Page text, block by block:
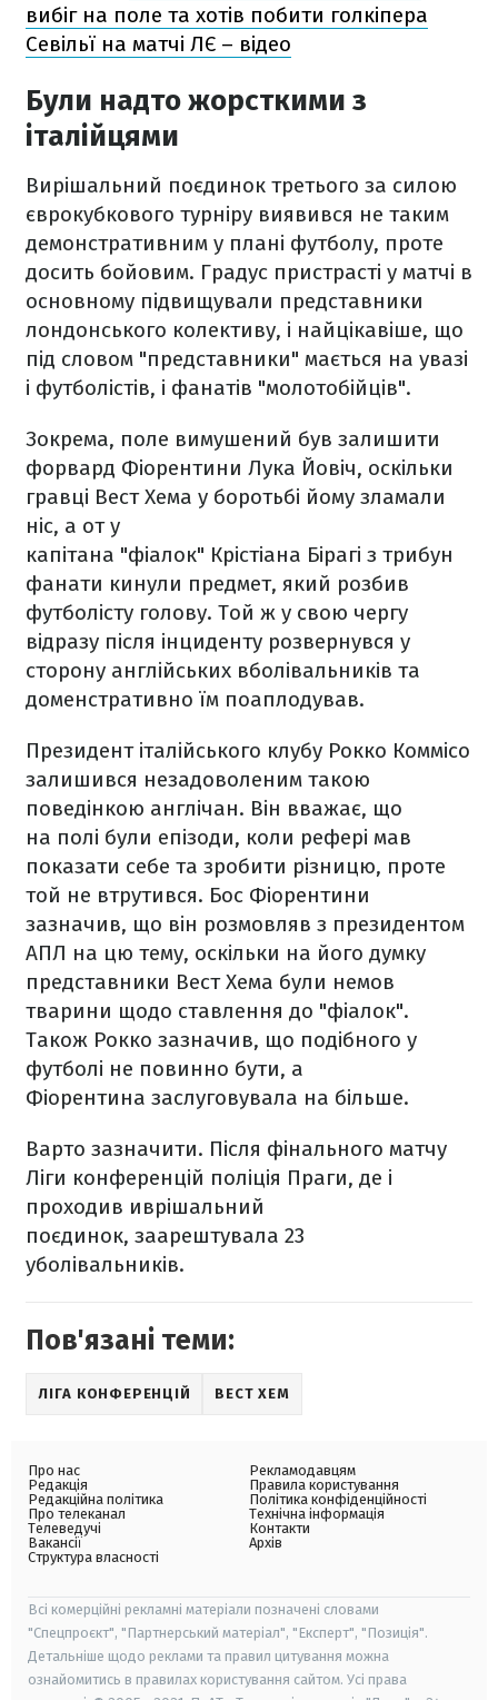
вибіг на поле та хотів побити голкіпера
Севільї на матчі ЛЄ – відео
Були надто жорсткими з
італійцями
Вирішальний поєдинок третього за силою
єврокубкового турніру виявився не таким
демонстративним у плані футболу, проте
досить бойовим. Градус пристрасті у матчі в
основному підвищували представники
лондонського колективу, і найцікавіше, що
під словом "представники" мається на увазі
і футболістів, і фанатів "молотобійців".
Зокрема, поле вимушений був залишити
форвард Фіорентини Лука Йовіч, оскільки
гравці Вест Хема у боротьбі йому зламали
ніс, а от у
капітана "фіалок" Крістіана Бірагі з трибун
фанати кинули предмет, який розбив
футболісту голову. Той ж у свою чергу
відразу після інциденту розвернувся у
сторону англійських вболівальників та
доменстративно їм поаплодував.
Президент італійського клубу Рокко Коммісо
залишився незадоволеним такою
поведінкою англічан. Він вважає, що
на полі були епізоди, коли рефері мав
показати себе та зробити різницю, проте
той не втрутився. Бос Фіорентини
зазначив, що він розмовляв з президентом
АПЛ на цю тему, оскільки на його думку
представники Вест Хема були немов
тварини щодо ставлення до "фіалок".
Також Рокко зазначив, що подібного у
футболі не повинно бути, а
Фіорентина заслуговувала на більше.
Варто зазначити. Після фінального матчу
Ліги конференцій поліція Праги, де і
проходив иврішальний
поєдинок, заарештувала 23
уболівальників.
Пов'язані теми:
ЛІГА КОНФЕРЕНЦІЙ ВЕСТ ХЕМ
Про нас
Редакція
Редакційна політика
Про телеканал
Телеведучі
Вакансії
Структура власності
Рекламодавцям
Правила користування
Політика конфіденційності
Технічна інформація
Контакти
Архів
Всі комерційні рекламні матеріали позначені словами
"Спецпроєкт", "Партнерський матеріал", "Експерт", "Позиція".
Детальніше щодо реклами та правил цитування можна
ознайомитись в правилах користування сайтом. Усі права